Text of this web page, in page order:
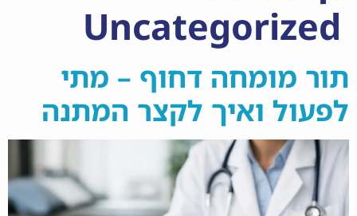
Uncategorized
תור מומחה דחוף – מתי
לפעול ואיך לקצר המתנה